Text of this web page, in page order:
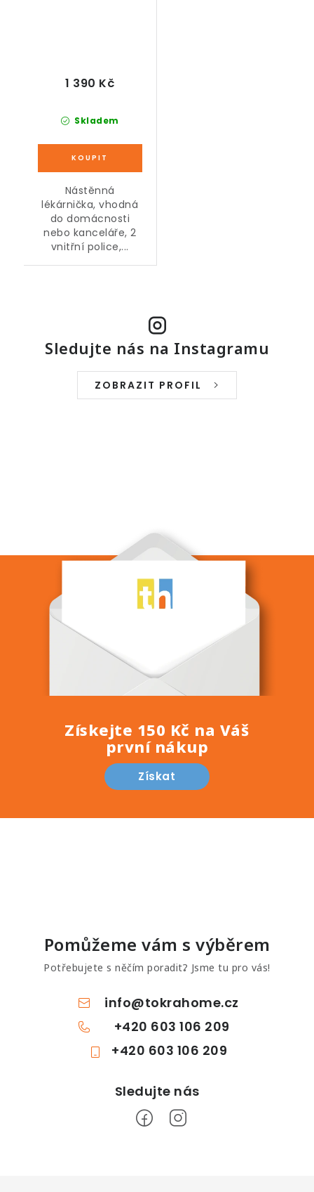
Skladem
1 390 Kč
Nástěnná
lékárnička, vhodná
do domácnosti
nebo kanceláře, 2
vnitřní police,...
Sledujte nás na Instagramu
ZOBRAZIT PROFIL
Získejte 150 Kč na Váš
první nákup
Získat
Pomůžeme vám s výběrem
Potřebujete s něčím poradit? Jsme tu pro vás!
info@tokrahome.cz
+420 603 106 209
+420 603 106 209